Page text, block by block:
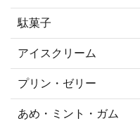
駄菓子
アイスクリーム
プリン・ゼリー
あめ・ミント・ガム